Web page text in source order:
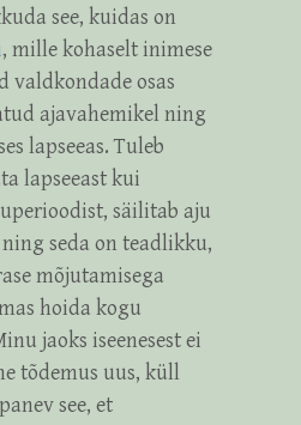
see, kuidas on
, mille kohaselt inimese
valdkondade osas
ajavahemikel ning
lapseeas. Tuleb
lapseeast kui
säilitab aju
seda on teadlikku,
mõjutamisega
hoida kogu
jaoks iseenesest ei
tõdemus uus, küll
see, et